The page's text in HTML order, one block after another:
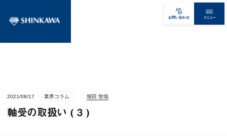
お問い合わせ メニュー
2021/08/17 業界コラム 堀田 智哉
軸受の取扱い ( 3 )